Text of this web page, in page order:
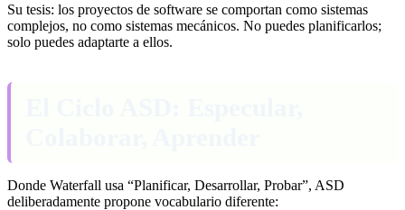
Su tesis: los proyectos de software se comportan como sistemas
complejos, no como sistemas mecánicos. No puedes planificarlos;
solo puedes adaptarte a ellos.
Donde Waterfall usa “Planificar, Desarrollar, Probar”, ASD
deliberadamente propone vocabulario diferente: